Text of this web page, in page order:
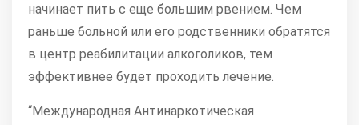
начинает пить с еще большим рвением. Чем
раньше больной или его родственники обратятся
в центр реабилитации алкоголиков, тем
эффективнее будет проходить лечение.
“Международная Антинаркотическая